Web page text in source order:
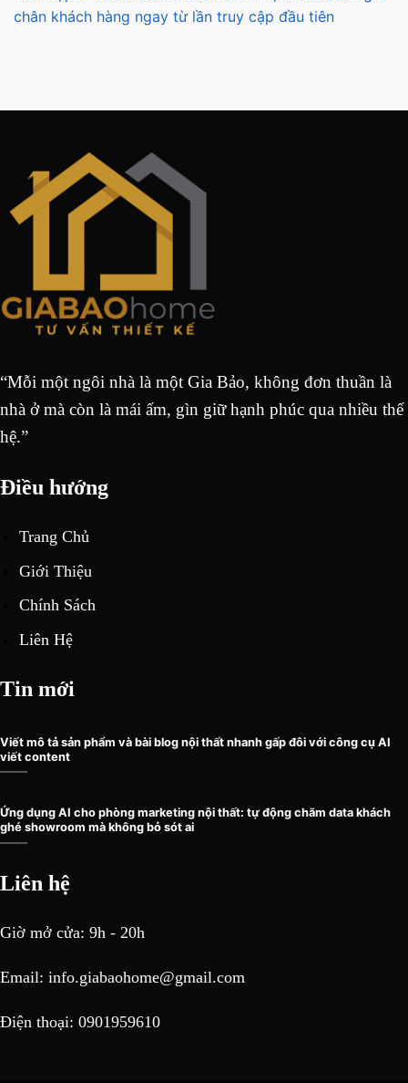
chân khách hàng ngay từ lần truy cập đầu tiên
“Mỗi một ngôi nhà là một Gia Bảo, không đơn thuần là
nhà ở mà còn là mái ấm, gìn giữ hạnh phúc qua nhiều thế
hệ.”
Điều hướng
Trang Chủ
Giới Thiệu
Chính Sách
Liên Hệ
Tin mới
Viết mô tả sản phẩm và bài blog nội thất nhanh gấp đôi với công cụ AI
viết content
Ứng dụng AI cho phòng marketing nội thất: tự động chăm data khách
ghé showroom mà không bỏ sót ai
Liên hệ
Giờ mở cửa: 9h - 20h
Email: info.giabaohome@gmail.com
Điện thoại: 0901959610